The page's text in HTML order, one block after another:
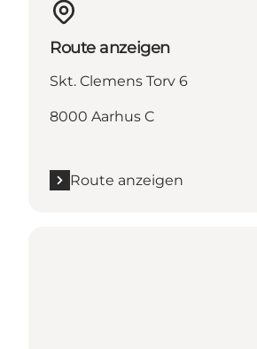
Route anzeigen
Skt. Clemens Torv 6
8000 Aarhus C
Route anzeigen